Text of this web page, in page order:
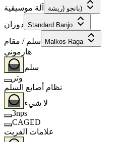
آلة موسيقية بانجو (ريشة)
دوزان Standard Banjo
سلم / مقام Malkos Raga
هارموني
سلم
وتر
نظام أصابع السلم
لا شيء
3nps
CAGED
علامات الفريت